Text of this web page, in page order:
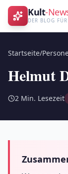
Kult-
DER BLOG
Startseite/
Helmut
2 Min. Lesezeit